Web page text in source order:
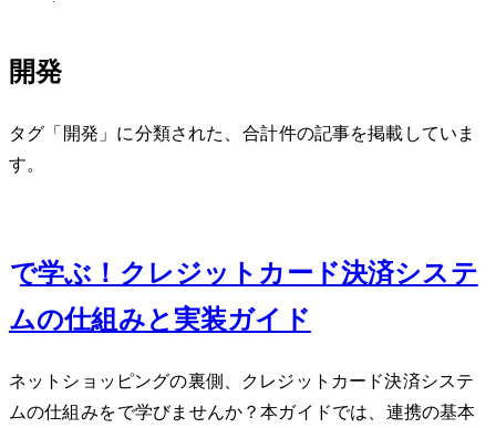
Web開発
タグ「Web開発」に分類された、合計 17 件の記事を掲載していま
す。
Pythonで学ぶ！クレジットカード決済システ
ムの仕組みと実装ガイド
ネットショッピングの裏側、クレジットカード決済システ
ムの仕組みをPythonで学びませんか？本ガイドでは、API連携の基本